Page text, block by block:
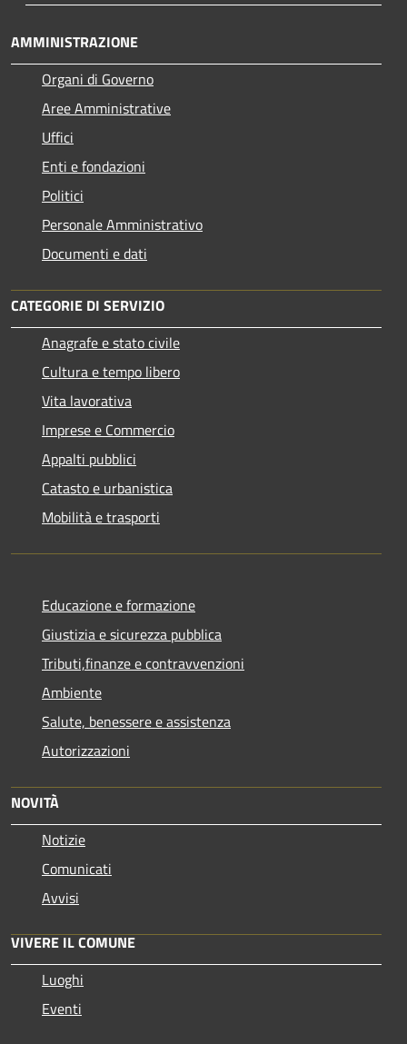
AMMINISTRAZIONE
Organi di Governo
Aree Amministrative
Uffici
Enti e fondazioni
Politici
Personale Amministrativo
Documenti e dati
CATEGORIE DI SERVIZIO
Anagrafe e stato civile
Cultura e tempo libero
Vita lavorativa
Imprese e Commercio
Appalti pubblici
Catasto e urbanistica
Mobilità e trasporti
Educazione e formazione
Giustizia e sicurezza pubblica
Tributi,finanze e contravvenzioni
Ambiente
Salute, benessere e assistenza
Autorizzazioni
NOVITÀ
Notizie
Comunicati
Avvisi
VIVERE IL COMUNE
Luoghi
Eventi